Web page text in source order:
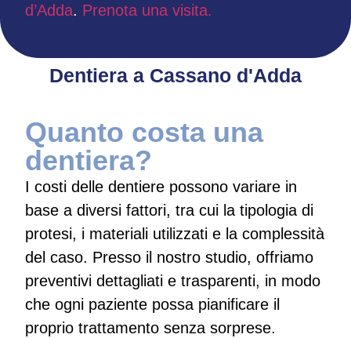
d’Adda. Prenota una visita.
Dentiera a Cassano d'Adda
Quanto costa una
dentiera?
I costi delle dentiere possono variare in
base a diversi fattori, tra cui la tipologia di
protesi, i materiali utilizzati e la complessità
del caso. Presso il nostro studio, offriamo
preventivi dettagliati e trasparenti, in modo
che ogni paziente possa pianificare il
proprio trattamento senza sorprese.